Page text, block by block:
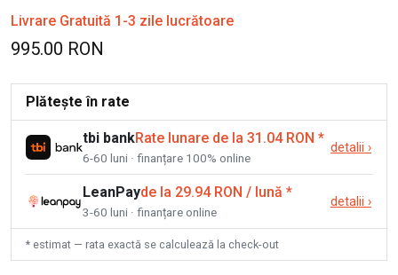
Livrare Gratuită 1-3 zile lucrătoare
995.00 RON
Plătește în rate
tbi bankRate lunare de la 31.04 RON *
6-60 luni · finanțare 100% online
detalii ›
LeanPayde la 29.94 RON / lună *
3-60 luni · finanțare online
detalii ›
* estimat — rata exactă se calculează la check-out